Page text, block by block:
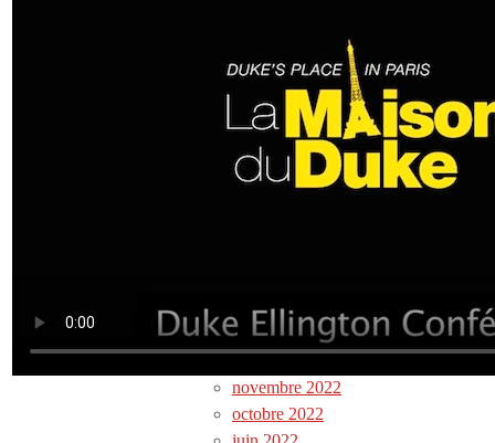
octobre 2025
avril 2025
janvier 2025
juin 2024
avril 2024
avril 2023 / 2
avril 2022
novembre 2022
octobre 2022